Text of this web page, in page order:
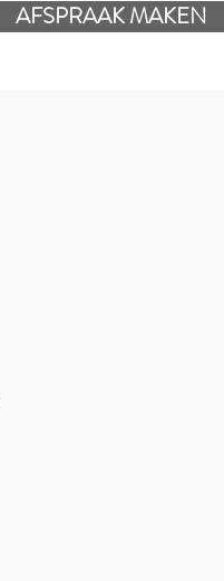
AFSPRAAK MAKEN